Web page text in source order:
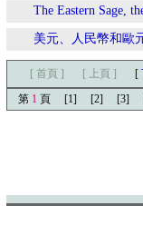
The Eastern Sage,
美元、人民幣和歐
[ 首頁 ] [ 上頁 ] [
第 1 頁 [1] [2] [3]